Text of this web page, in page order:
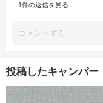
1件の返信を見る
投稿したキャンパー